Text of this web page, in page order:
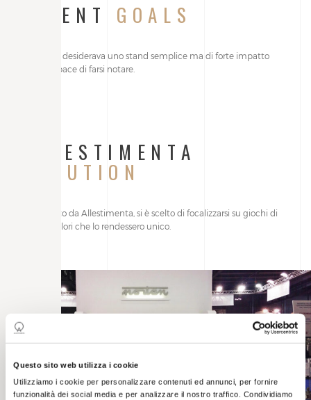
Questo sito web utilizza i cookie
Utilizziamo i cookie per personalizzare contenuti ed annunci, per fornire
funzionalità dei social media e per analizzare il nostro traffico. Condividiamo
CLIENT GOALS
L’azienda desiderava uno stand semplice ma di forte impatto
visivo, capace di farsi notare.
ALLESTIMENTA
SOLUTION
Progettato da Allestimenta, si è scelto di focalizzarsi su giochi di
linee e colori che lo rendessero unico.